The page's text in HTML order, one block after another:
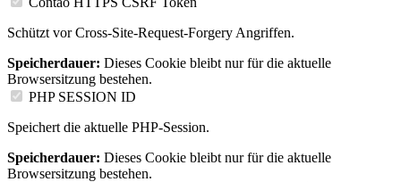
Schützt vor Cross-Site-Request-Forgery Angriffen.
Speicherdauer: Dieses Cookie bleibt nur für die aktuelle
Browsersitzung bestehen.
PHP SESSION ID
Speichert die aktuelle PHP-Session.
Speicherdauer: Dieses Cookie bleibt nur für die aktuelle
Browsersitzung bestehen.